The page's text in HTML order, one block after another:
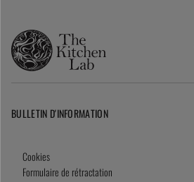
BULLETIN D'INFORMATION
Cookies
Formulaire de rétractation